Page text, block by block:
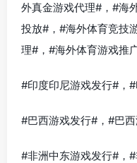
外真金游戏代理#，#海
投放#，#海外体育竞技
理#，#海外体育游戏推
#印度印尼游戏发行#，
#巴西游戏发行#，#巴
#非洲中东游戏发行#，